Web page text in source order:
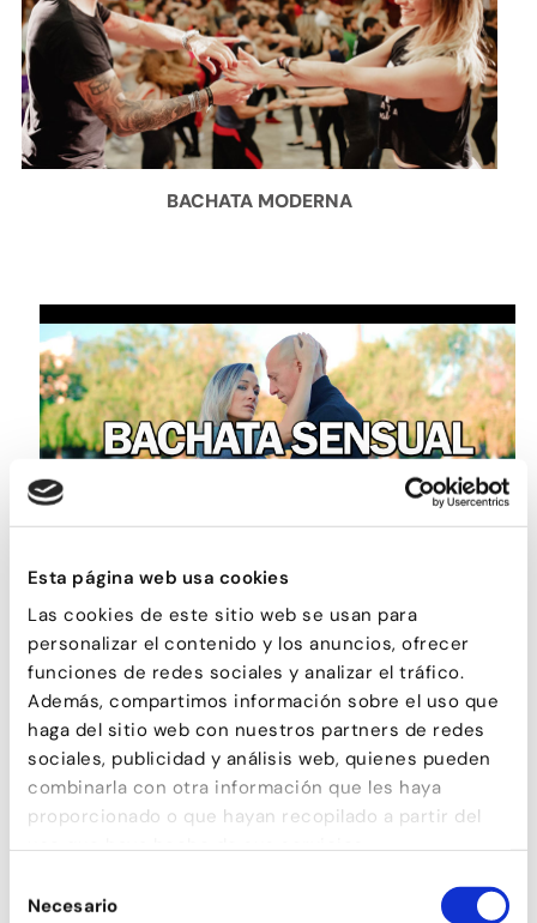
Esta página web usa cookies
Las cookies de este sitio web se usan para
personalizar el contenido y los anuncios, ofrecer
funciones de redes sociales y analizar el tráfico.
Además, compartimos información sobre el uso que
haga del sitio web con nuestros partners de redes
sociales, publicidad y análisis web, quienes pueden
combinarla con otra información que les haya
proporcionado o que hayan recopilado a partir del
uso que haya hecho de sus servicios.
deNecesario
BACHATA MODERNA
BACHATA SENSUAL